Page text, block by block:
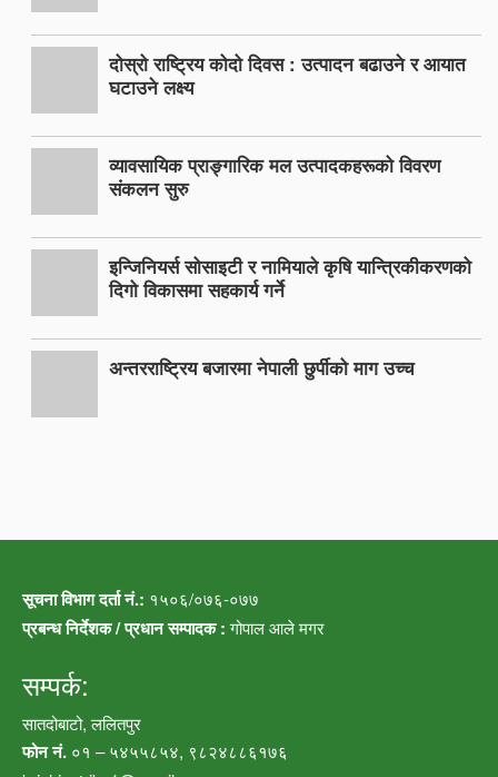
दोस्रो राष्ट्रिय कोदो दिवस : उत्पादन बढाउने र आयात
घटाउने लक्ष्य
व्यावसायिक प्राङ्गारिक मल उत्पादकहरूको विवरण
संकलन सुरु
इन्जिनियर्स सोसाइटी र नामियाले कृषि यान्त्रिकीकरणको
दिगो विकासमा सहकार्य गर्ने
अन्तरराष्ट्रिय बजारमा नेपाली छुर्पीको माग उच्च
सूचना विभाग दर्ता नं.: १५०६/०७६-०७७
प्रबन्ध निर्देशक / प्रधान सम्पादक :गोपाल आले मगर
सम्पर्क:
सातदोबाटो, ललितपुर
फोन नं. ०१ – ५४५५८५४, ९८२४८८६१७६